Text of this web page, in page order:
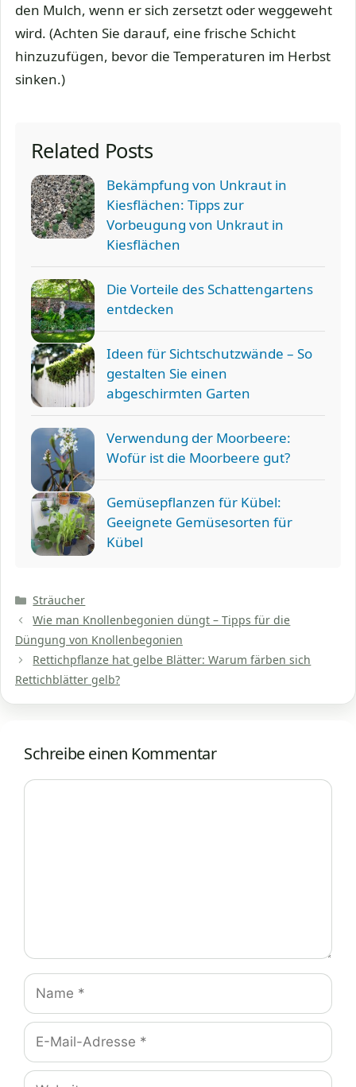
den Mulch, wenn er sich zersetzt oder weggeweht
wird. (Achten Sie darauf, eine frische Schicht
hinzuzufügen, bevor die Temperaturen im Herbst
sinken.)
Related Posts
Bekämpfung von Unkraut in
Kiesflächen: Tipps zur
Vorbeugung von Unkraut in
Kiesflächen
Die Vorteile des Schattengartens
entdecken
Ideen für Sichtschutzwände – So
gestalten Sie einen
abgeschirmten Garten
Verwendung der Moorbeere:
Wofür ist die Moorbeere gut?
Gemüsepflanzen für Kübel:
Geeignete Gemüsesorten für
Kübel
Kategorien
Sträucher
Wie man Knollenbegonien düngt – Tipps für die
Düngung von Knollenbegonien
Rettichpflanze hat gelbe Blätter: Warum färben sich
Rettichblätter gelb?
Schreibe einen Kommentar
Kommentar
Name
E-
Mail-
Adresse
Website